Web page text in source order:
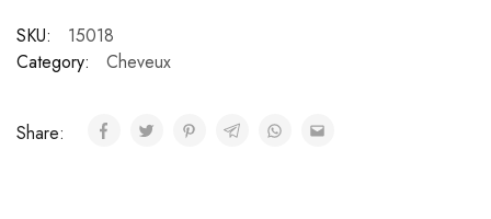
SKU:
15018
Category:
Cheveux
Share: